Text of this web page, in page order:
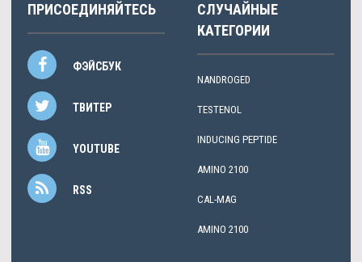
ПРИСОЕДИНЯЙТЕСЬ
ФЭЙСБУК
ТВИТЕР
YOUTUBE
RSS
СЛУЧАЙНЫЕ
КАТЕГОРИИ
NANDROGED
TESTENOL
INDUCING PEPTIDE
AMINO 2100
CAL-MAG
AMINO 2100